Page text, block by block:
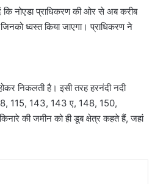
कि नोएडा प्राधिकरण की ओर से अब करीब
ध्वस्त किया जाएगा। प्राधिकरण ने
निकलती है। इसी तरह हरनंदी नदी
115, 143, 143 ए, 148, 150,
की जमीन को ही डूब क्षेत्र कहते हैं, जहां